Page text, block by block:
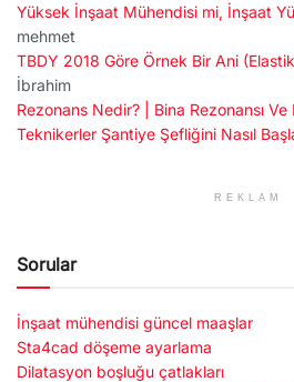
Yüksek İnşaat Mühendisi mi, İnşaat
mehmet
TBDY 2018 Göre Örnek Bir Ani
İbrahim
Rezonans Nedir? | Bina Rezonansı Ve
Teknikerler Şantiye Şefliğini Nasıl
REKLAM
Sorular
İnşaat mühendisi güncel maaşlar
Sta4cad döşeme ayarlama
Dilatasyon boşluğu çatlakları